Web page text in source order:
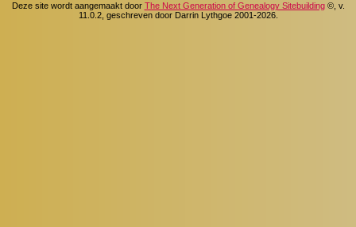
Deze site wordt aangemaakt door The Next Generation of Genealogy Sitebuilding©, v.
11.0.2, geschreven door Darrin Lythgoe 2001-2026.